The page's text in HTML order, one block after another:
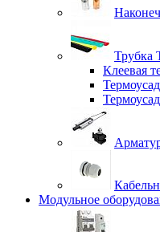
Трубка
Клеевая
Модульное